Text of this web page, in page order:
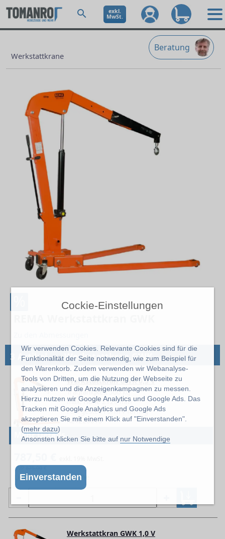
Cockie-Einstellungen
Wir verwenden Cookies. Relevante Cookies sind für die
Funktionalität der Seite notwendig, wie zum Beispiel für
den Warenkorb. Zudem verwenden wir Webanalyse-
Tools von Dritten, um die Nutzung der Webseite zu
analysieren und die Anzeigenkampagnen zu messen.
Hierzu nutzen wir Google Analytics und Google Ads. Das
Tracken mit Google Analytics und Google Ads
akzeptieren Sie mit einem Klick auf "Einverstanden".
(mehr dazu)
Ansonsten klicken Sie bitte auf nur Notwendige
Einverstanden
exkl.
MwSt.
Beratung
Werkstattkrane
3 Artikel→Werkstattkran GWK
Werkstattkran GWK 0,5 V
Tragfähigkeit 500 kg
max. Höhe 2120 mm
Fahrgestell-Form V förmig
RE4220015
Mehr Details
UVP
Lieferzeit: ca. 1 Woche
Werkstattkran GWK 1,0 V